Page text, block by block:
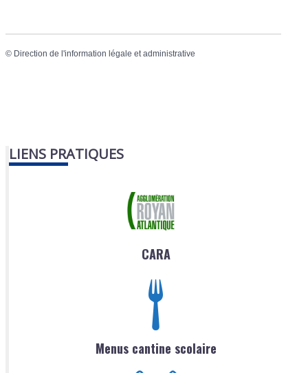
© Direction de l'information légale et administrative
LIENS PRATIQUES
CARA
Menus cantine scolaire